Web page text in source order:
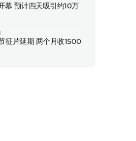
幕 预计四天吸引约10万
征片延期 两个月收1500